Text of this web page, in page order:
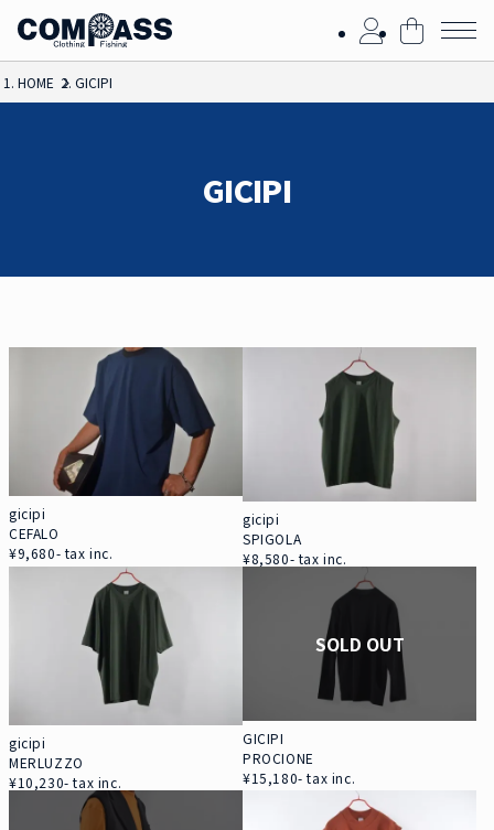
HOME GICIPI
GICIPI
gicipi
CEFALO
¥9,680- tax inc.
gicipi
SPIGOLA
¥8,580- tax inc.
gicipi
MERLUZZO
¥10,230- tax inc.
SOLD OUT
GICIPI
PROCIONE
¥15,180- tax inc.